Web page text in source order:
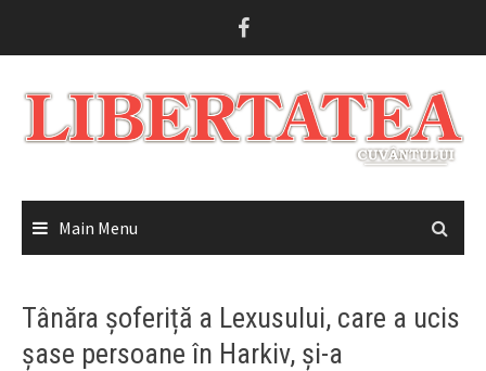
Main Menu
Tânăra șoferiță a Lexusului, care a ucis
șase persoane în Harkiv, și-a